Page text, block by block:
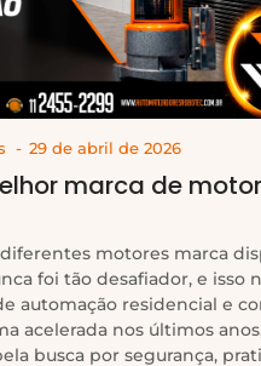
- 29 de abril de 2026
marca de
motores marca
foi tão desafiador, e isso
automação residencial e
acelerada nos últimos
busca por segurança,